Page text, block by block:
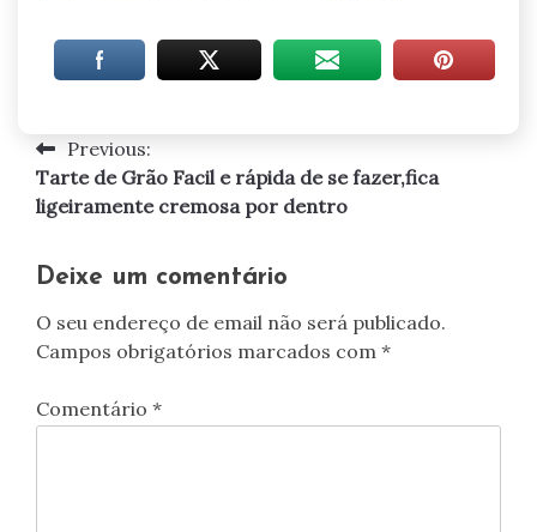
Navegação
de
Previous:
Tarte de Grão Facil e rápida de se fazer,fica
ligeiramente cremosa por dentro
Deixe um comentário
O seu endereço de email não será publicado.
Campos obrigatórios marcados com *
Comentário *